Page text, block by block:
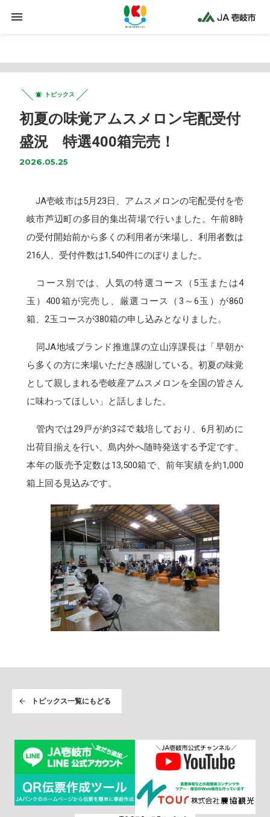
Warning : Trying to access array offset on false in /home/jaiki2021/ja-iki.jp/public_html/wp-
on line425
トピックス
初夏の味覚アムスメロン宅配受付
盛況 特選400箱完売！
2026.05.25
JA壱岐市は5月23日、アムスメロンの宅配受付を壱
岐市芦辺町の多目的集出荷場で行いました。午前8時
の受付開始前から多くの利用者が来場し、利用者数は
216人、受付件数は1,540件にのぼりました。
コース別では、人気の特選コース（5玉または4
玉）400箱が完売し、厳選コース（3～6玉）が860
箱、2玉コースが380箱の申し込みとなりました。
同JA地域ブランド推進課の立山淳課長は「早朝か
ら多くの方に来場いただき感謝している。初夏の味覚
として親しまれる壱岐産アムスメロンを全国の皆さん
に味わってほしい」と話しました。
管内では29戸が約3㌶で栽培しており、6月初めに
出荷目揃えを行い、島内外へ随時発送する予定です。
本年の販売予定数は13,500箱で、前年実績を約1,000
箱上回る見込みです。
トピックス一覧にもどる